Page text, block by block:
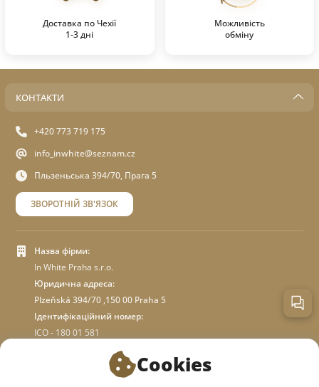
Доставка по Чехії
1-3 дні
Можливість
обміну
КОНТАКТИ
+420 773 719 175
info_inwhite@seznam.cz
Пльзеньська 394/70, Прага 5
ЗВОРОТНІЙ ЗВ'ЯЗОК
Назва фірми:
In White Praha s.r.o.
Юридична адреса:
Plzeňská 394/70 ,150 00 Praha 5
Ідентифікаційний номер:
ICO - 180 01 581
Cookies